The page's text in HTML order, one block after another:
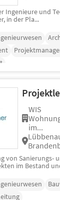
Ingenieure und
in der Pla...
WIS
im...
von Sanierungs-
im Bestand